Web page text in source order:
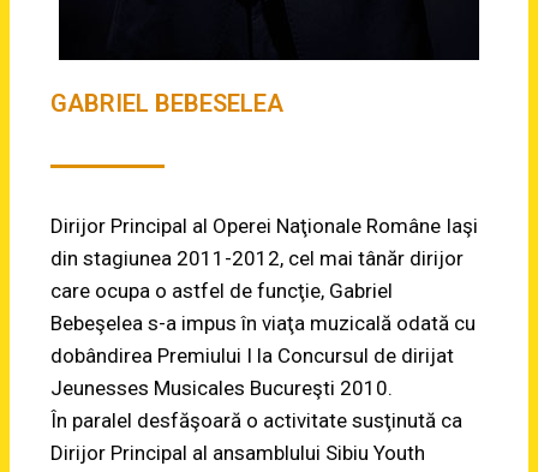
GABRIEL BEBESELEA
Dirijor Principal al Operei Naţionale Române Iaşi
din stagiunea 2011-2012, cel mai tânăr dirijor
care ocupa o astfel de funcţie, Gabriel
Bebeşelea s-a impus în viaţa muzicală odată cu
dobândirea Premiului I la Concursul de dirijat
Jeunesses Musicales Bucureşti 2010.
În paralel desfăşoară o activitate susţinută ca
Dirijor Principal al ansamblului Sibiu Youth